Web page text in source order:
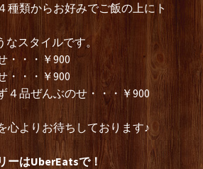
種類からお好みでご飯の上にト
スタイルです。
・・・￥900
・・・￥900
４品ぜんぶのせ・・・￥900
心よりお待ちしております♪
ーはUberEatsで！